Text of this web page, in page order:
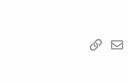
WhatsAppדואר אלקטרוני